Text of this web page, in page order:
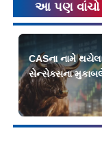
આ પણ વાંચો
CASના નામે
સેન્સેક્સના મુકાબલે